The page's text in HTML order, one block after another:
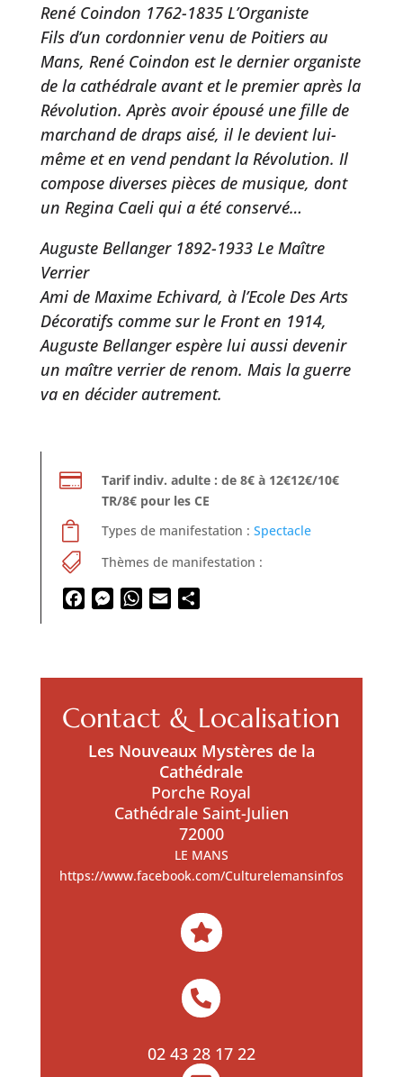
René Coindon 1762-1835 L’Organiste
Fils d’un cordonnier venu de Poitiers au
Mans, René Coindon est le dernier organiste
de la cathédrale avant et le premier après la
Révolution. Après avoir épousé une fille de
marchand de draps aisé, il le devient lui-
même et en vend pendant la Révolution. Il
compose diverses pièces de musique, dont
un Regina Caeli qui a été conservé…
Auguste Bellanger 1892-1933 Le Maître
Verrier
Ami de Maxime Echivard, à l’Ecole Des Arts
Décoratifs comme sur le Front en 1914,
Auguste Bellanger espère lui aussi devenir
un maître verrier de renom. Mais la guerre
va en décider autrement.

Tarif indiv. adulte : de 8€ à 12€12€/10€
TR/8€ pour les CE
 Types de manifestation : Spectacle
 Thèmes de manifestation :
FacebookMessenger
WhatsApp
Email
Contact & Localisation
Les Nouveaux Mystères de la
Cathédrale
Porche Royal
Cathédrale Saint-Julien
72000
LE MANS
https://www.facebook.com/Culturelemansinfos


02 43 28 17 22